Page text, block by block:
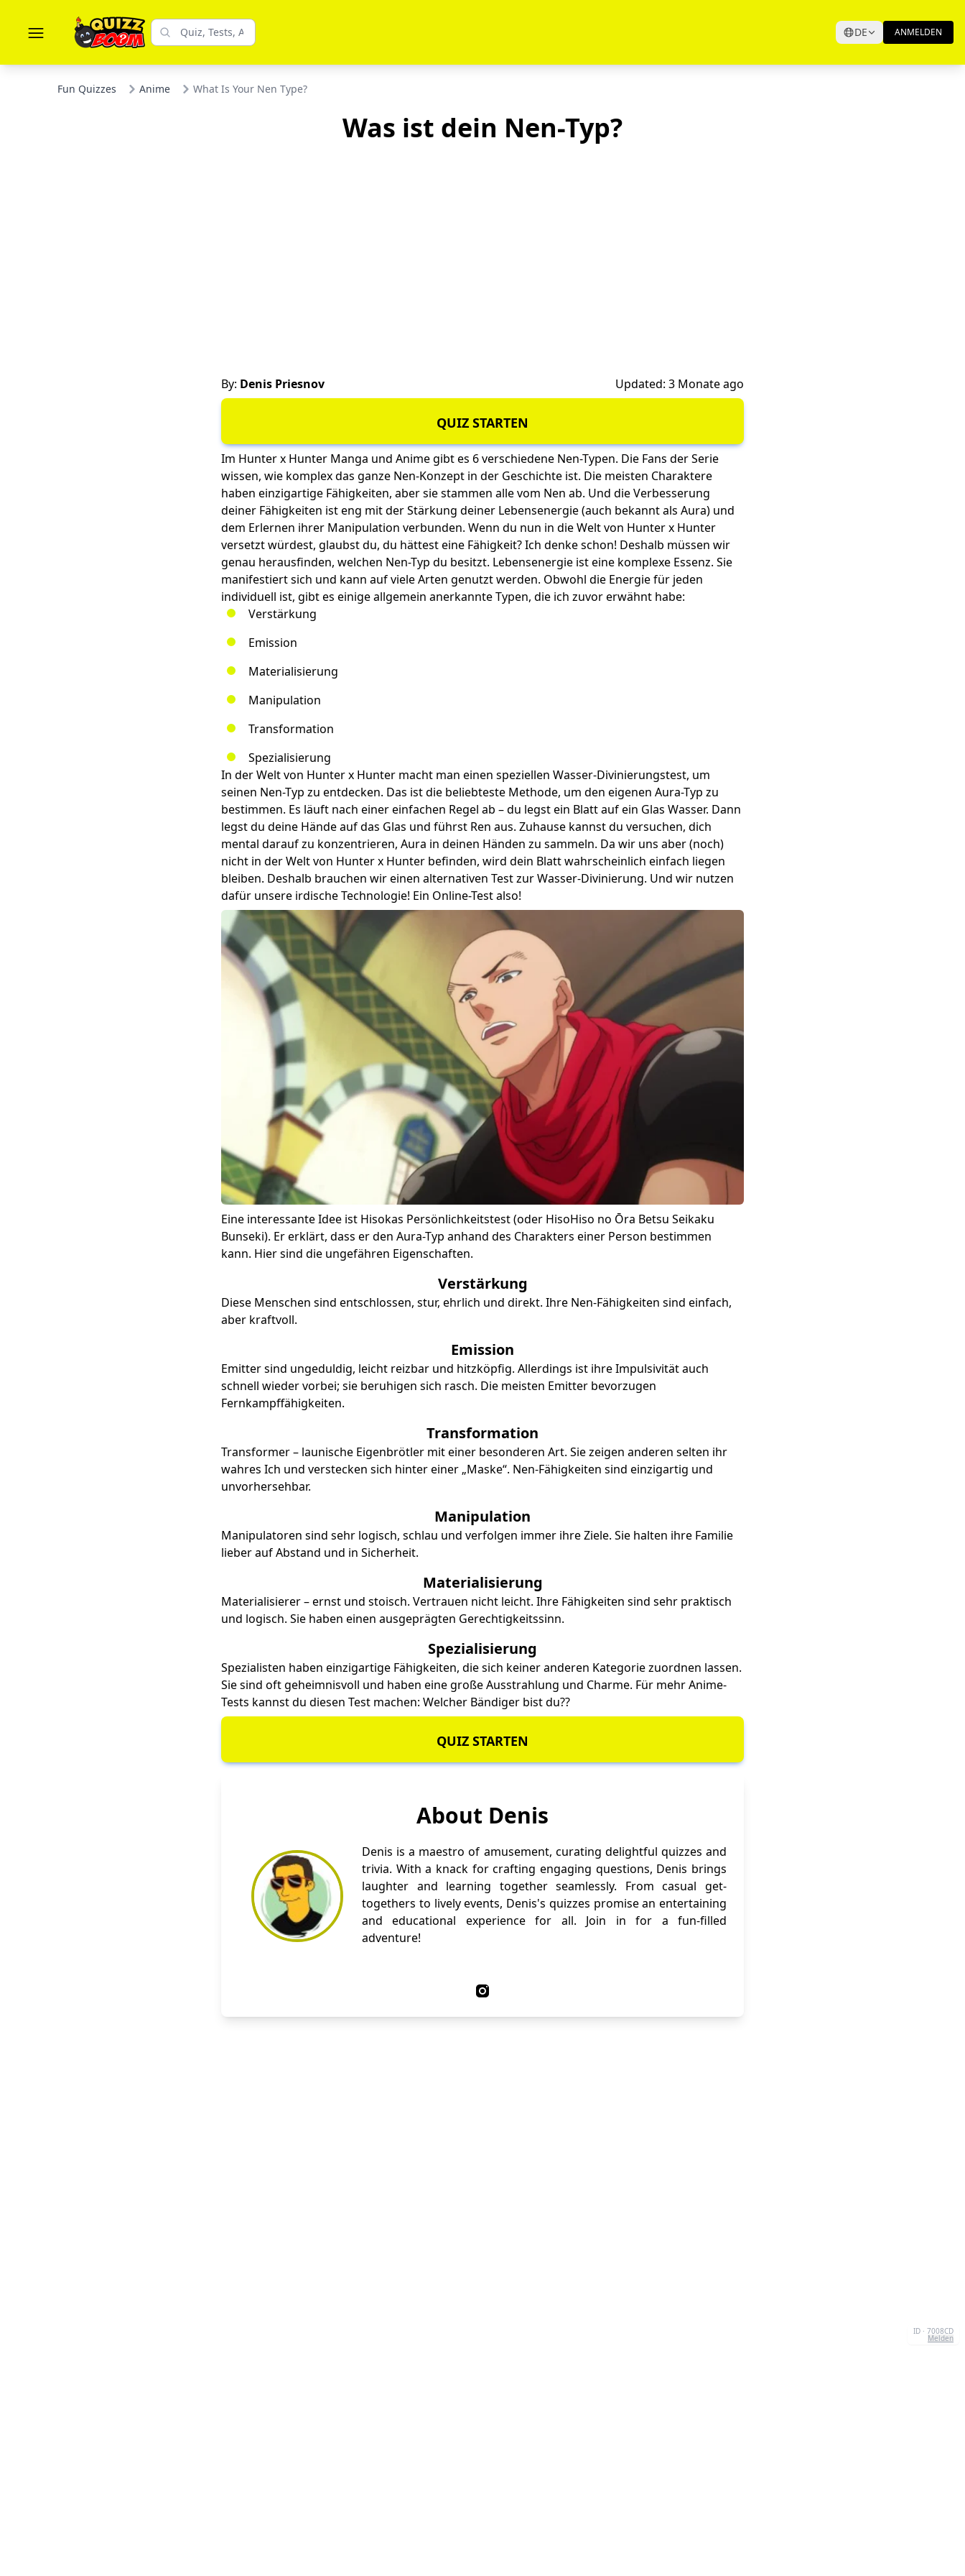
DE ANMELDEN
Fun Quizzes Anime What Is Your Nen Type?
Was ist dein Nen-Typ?
By: Denis Priesnov Updated: 3 Monate ago
QUIZ STARTEN
Im Hunter x Hunter Manga und Anime gibt es 6 verschiedene Nen-Typen. Die Fans der Serie
wissen, wie komplex das ganze Nen-Konzept in der Geschichte ist. Die meisten Charaktere
haben einzigartige Fähigkeiten, aber sie stammen alle vom Nen ab. Und die Verbesserung
deiner Fähigkeiten ist eng mit der Stärkung deiner Lebensenergie (auch bekannt als Aura) und
dem Erlernen ihrer Manipulation verbunden. Wenn du nun in die Welt von Hunter x Hunter
versetzt würdest, glaubst du, du hättest eine Fähigkeit? Ich denke schon! Deshalb müssen wir
genau herausfinden, welchen Nen-Typ du besitzt. Lebensenergie ist eine komplexe Essenz. Sie
manifestiert sich und kann auf viele Arten genutzt werden. Obwohl die Energie für jeden
individuell ist, gibt es einige allgemein anerkannte Typen, die ich zuvor erwähnt habe:
Verstärkung
Emission
Materialisierung
Manipulation
Transformation
Spezialisierung
In der Welt von Hunter x Hunter macht man einen speziellen Wasser-Divinierungstest, um
seinen Nen-Typ zu entdecken. Das ist die beliebteste Methode, um den eigenen Aura-Typ zu
bestimmen. Es läuft nach einer einfachen Regel ab – du legst ein Blatt auf ein Glas Wasser. Dann
legst du deine Hände auf das Glas und führst Ren aus. Zuhause kannst du versuchen, dich
mental darauf zu konzentrieren, Aura in deinen Händen zu sammeln. Da wir uns aber (noch)
nicht in der Welt von Hunter x Hunter befinden, wird dein Blatt wahrscheinlich einfach liegen
bleiben. Deshalb brauchen wir einen alternativen Test zur Wasser-Divinierung. Und wir nutzen
dafür unsere irdische Technologie! Ein Online-Test also!
Eine interessante Idee ist Hisokas Persönlichkeitstest (oder HisoHiso no Ōra Betsu Seikaku
Bunseki). Er erklärt, dass er den Aura-Typ anhand des Charakters einer Person bestimmen
kann. Hier sind die ungefähren Eigenschaften.
Verstärkung
Diese Menschen sind entschlossen, stur, ehrlich und direkt. Ihre Nen-Fähigkeiten sind einfach,
aber kraftvoll.
Emission
Emitter sind ungeduldig, leicht reizbar und hitzköpfig. Allerdings ist ihre Impulsivität auch
schnell wieder vorbei; sie beruhigen sich rasch. Die meisten Emitter bevorzugen
Fernkampffähigkeiten.
Transformation
Transformer – launische Eigenbrötler mit einer besonderen Art. Sie zeigen anderen selten ihr
wahres Ich und verstecken sich hinter einer „Maske“. Nen-Fähigkeiten sind einzigartig und
unvorhersehbar.
Manipulation
Manipulatoren sind sehr logisch, schlau und verfolgen immer ihre Ziele. Sie halten ihre Familie
lieber auf Abstand und in Sicherheit.
Materialisierung
Materialisierer – ernst und stoisch. Vertrauen nicht leicht. Ihre Fähigkeiten sind sehr praktisch
und logisch. Sie haben einen ausgeprägten Gerechtigkeitssinn.
Spezialisierung
Spezialisten haben einzigartige Fähigkeiten, die sich keiner anderen Kategorie zuordnen lassen.
Sie sind oft geheimnisvoll und haben eine große Ausstrahlung und Charme. Für mehr Anime-
Tests kannst du diesen Test machen: Welcher Bändiger bist du??
QUIZ STARTEN
About Denis
Denis is a maestro of amusement, curating delightful quizzes and
trivia. With a knack for crafting engaging questions, Denis brings
laughter and learning together seamlessly. From casual get-
togethers to lively events, Denis's quizzes promise an entertaining
and educational experience for all. Join in for a fun-filled
adventure!
ID · 7008CD
Melden